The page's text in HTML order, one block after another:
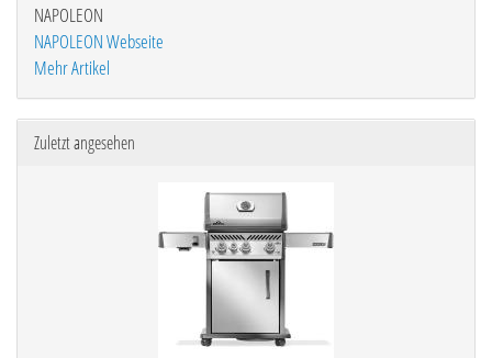
NAPOLEON
NAPOLEON Webseite
Mehr Artikel
Zuletzt angesehen